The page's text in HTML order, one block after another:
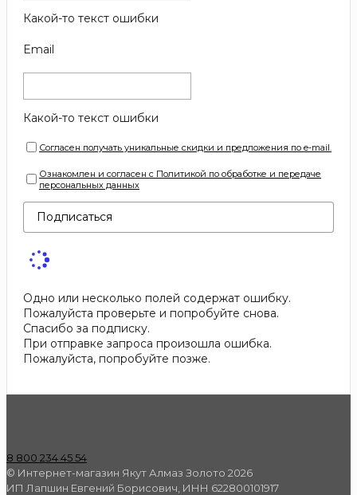
Какой-то текст ошибки
Email
Какой-то текст ошибки
Согласен получать уникальные скидки и предложения по e-mail.
Ознакомлен и согласен с Политикой по обработке и передаче
персональных данных
Подписаться
Одно или несколько полей содержат ошибку.
Пожалуйста проверьте и попробуйте снова.
Спасибо за подписку.
При отправке запроса произошла ошибка.
Пожалуйста, попробуйте позже.
8 800 234 45 54
© Интернет-магазин Якут Алмаз Золото 2026
ИП Лапшин Евгений Борисович, ИНН 622800101917